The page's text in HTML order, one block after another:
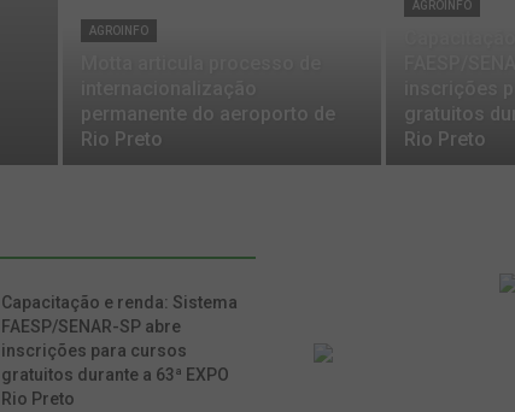
AGROINFO
permanente do aeroporto de
Rio Preto
AGROINFO
gratuitos
Rio Preto
Capacitação e renda: Sistema
FAESP/SENAR-SP abre
inscrições para cursos
gratuitos durante a 63ª EXPO
Rio Preto